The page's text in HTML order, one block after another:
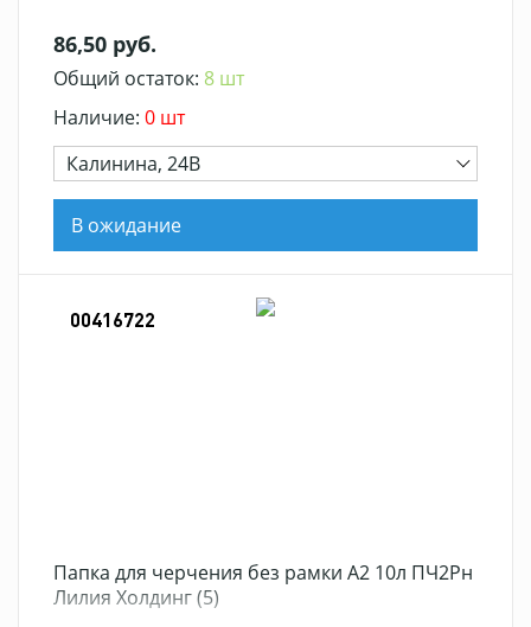
86,50 руб.
Общий остаток: 8 шт
Наличие: 0 шт
Калинина, 24В
В ожидание
00416722
Папка для черчения без рамки А2 10л ПЧ2Рн
Лилия Холдинг (5)